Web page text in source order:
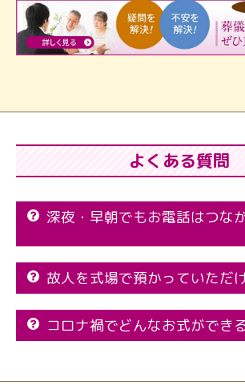
よくある質問
深夜・早朝でもお電話はつな
故人を式場で預かっていただ
コロナ禍でどんなお式ができ